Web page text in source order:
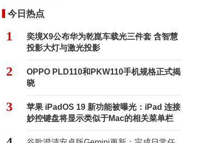
今日热点
1
奕境X9公布华为乾崑车载光三件套 含智慧
投影大灯与激光投影
2
OPPO PLD110和PKW110手机规格正式揭
晓
3
苹果 iPadOS 19 新功能被曝光：iPad 连接
妙控键盘将显示类似于Mac的相关菜单栏